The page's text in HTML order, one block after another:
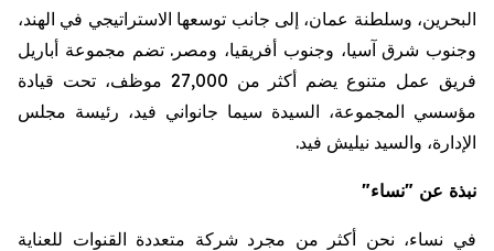
البحرين، وسلطنة عمان، إلى جانب توسعها الاستراتيجي في الهند،
وجنوب شرق آسيا، وجنوب أفريقيا، ومصر .تضم مجموعة أباريل
فريق عمل متنوع يضم أكثر من موظف، تحت قيادة
مؤسسي المجموعة، السيدة سيما جانواني فيد، رئيسة مجلس
الإدارة، والسيد نيليش فيد.
نبذة عن "نساء"
في نساء، نحن أكثر من مجرد شركة متعددة القنوات للعناية